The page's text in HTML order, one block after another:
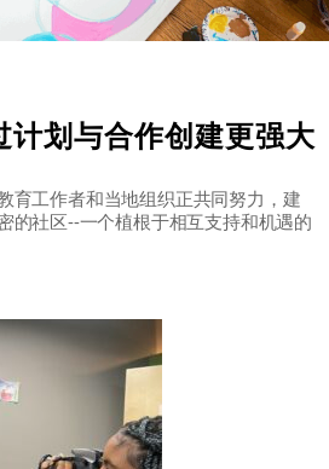
划与合作创建更强大
育工作者和当地组织正共同努力，建
的社区--一个植根于相互支持和机遇的